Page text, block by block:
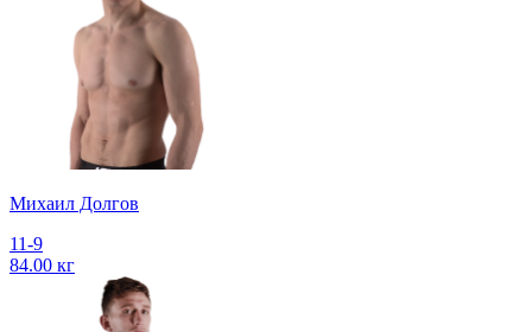
Михаил Долгов
11-9
84.00 кг